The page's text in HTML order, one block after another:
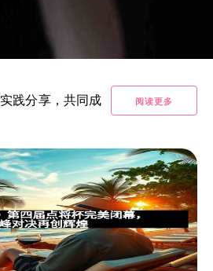
实践分享，共同成
阅读更多